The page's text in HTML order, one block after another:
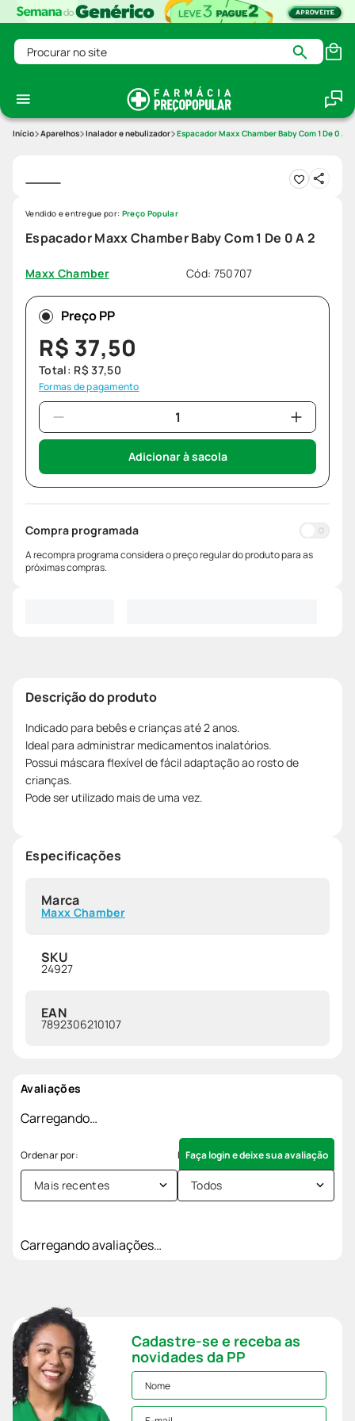
Procurar no site
Aparelhos Inalador e nebulizador Espacador Maxx Chamber Baby Com 1 De 0 A 2
Espacador Maxx Chamber Baby Com 1 De 0 A 2
Maxx Chamber Cód: 750707
Vendido e entregue por: Preço Popular
Preço PP
R$ 37,50
Total: R$ 37,50
Formas de pagamento
Adicionar à sacola
Compra programada
A recompra programa considera o preço regular do produto para as
próximas compras.
Descrição do produto
Indicado para bebês e crianças até 2 anos.
Ideal para administrar medicamentos inalatórios.
Possui máscara flexível de fácil adaptação ao rosto de
crianças.
Pode ser utilizado mais de uma vez.
Especificações
Marca
Maxx Chamber
SKU
24927
EAN
7892306210107
Avaliações
Carregando…
Faça login e deixe sua avaliação
Mais recentes Todos
Carregando avaliações…
Cadastre-se e receba as
novidades da PP